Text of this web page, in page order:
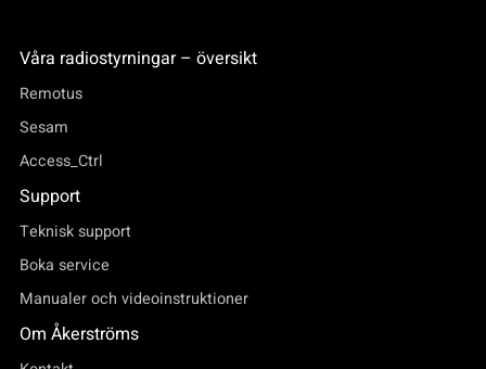
Våra radiostyrningar – översikt
Remotus
Sesam
Access_Ctrl
Support
Teknisk support
Boka service
Manualer och videoinstruktioner
Om Åkerströms